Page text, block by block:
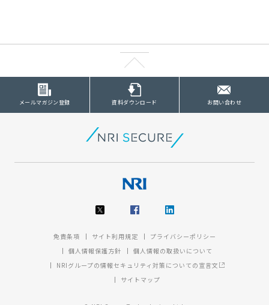
メールマガジン登録 資料ダウンロード お問い合わせ
免責条項 サイト利用規定
プライバシーポリシー
個人情報保護方針
個人情報の取扱いについて
NRIグループの情報セキュリティ対策についての宣言文
サイトマップ